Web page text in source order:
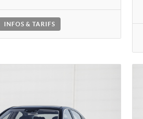
INFOS & TARIFS